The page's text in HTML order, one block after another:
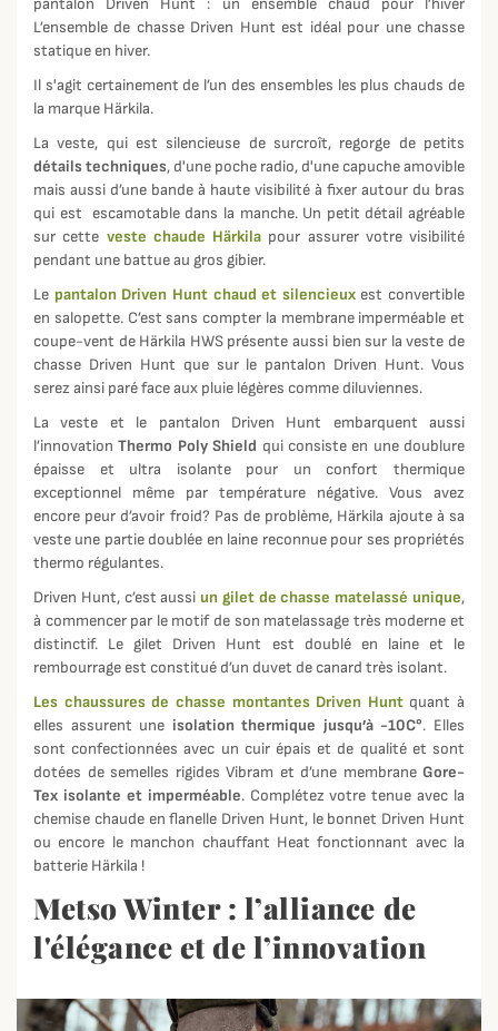
pantalon Driven Hunt : un ensemble chaud pour l’hiver
L’ensemble de chasse Driven Hunt est idéal pour une chasse
statique en hiver.
Il s'agit certainement de l’un des ensembles les plus chauds de
la marque Härkila.
La veste, qui est silencieuse de surcroît, regorge de petits
détails techniques, d'une poche radio, d'une capuche amovible
mais aussi d’une bande à haute visibilité à fixer autour du bras
qui est escamotable dans la manche. Un petit détail agréable
sur cette veste chaude Härkila pour assurer votre visibilité
pendant une battue au gros gibier.
Le pantalon Driven Hunt chaud et silencieuxest convertible
en salopette. C’est sans compter la membrane imperméable et
coupe-vent de Härkila HWS présente aussi bien sur la veste de
chasse Driven Hunt que sur le pantalon Driven Hunt. Vous
serez ainsi paré face aux pluie légères comme diluviennes.
La veste et le pantalon Driven Hunt embarquent aussi
l’innovationThermo Poly Shield qui consiste en une doublure
épaisse et ultra isolante pour un confort thermique
exceptionnel même par température négative. Vous avez
encore peur d’avoir froid? Pas de problème, Härkila ajoute à sa
veste une partie doublée en laine reconnue pour ses propriétés
thermo régulantes.
Driven Hunt, c’est aussi un gilet de chasse matelassé unique,
à commencer par le motif de son matelassage très moderne et
distinctif. Le gilet Driven Hunt est doublé en laine et le
rembourrage est constitué d’un duvet de canard très isolant.
Les chaussures de chasse montantes Driven Huntquant à
elles assurent une isolation thermique jusqu’à -10C°. Elles
sont confectionnées avec un cuir épais et de qualité et sont
dotées de semelles rigides Vibram et d’une membrane Gore-
Tex isolante et imperméable. Complétez votre tenue avec la
chemise chaude en flanelle Driven Hunt, le bonnet Driven Hunt
ou encore le manchon chauffant Heat fonctionnant avec la
batterie Härkila !
Metso Winter : l’alliance de
l'élégance et de l’innovation